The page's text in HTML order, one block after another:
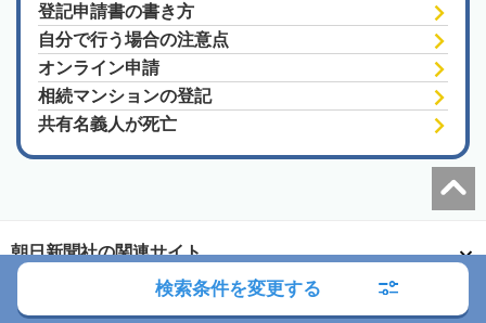
登記申請書の書き方
自分で行う場合の注意点
オンライン申請
相続マンションの登記
共有名義人が死亡
検索条件を変更する
朝日新聞社の関連サイト
このサイトについて サイトポリシー 相続会議利用規約